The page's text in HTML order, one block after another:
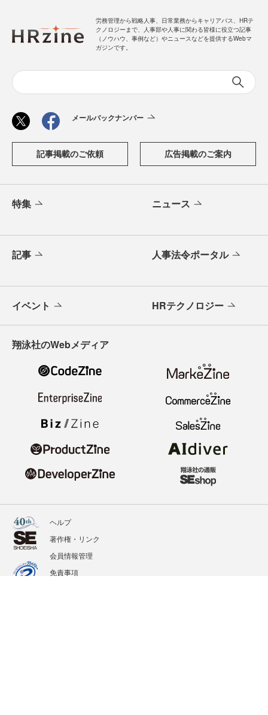
労務管理から戦略人事、日常業務からキャリアパス、HRテ
クノロジーまで、人事部や人事に関わる皆様に役立つ記事
（ノウハウ、事例など）やニュースなどを提供するWebマ
ガジンです。
メールバックナンバー
記事掲載のご依頼 広告掲載のご案内
特集 ニュース
記事 人事法令ポータル
イベント HRテクノロジー
翔泳社のWebメディア
ヘルプ
著作権・リンク
会員情報管理
免責事項